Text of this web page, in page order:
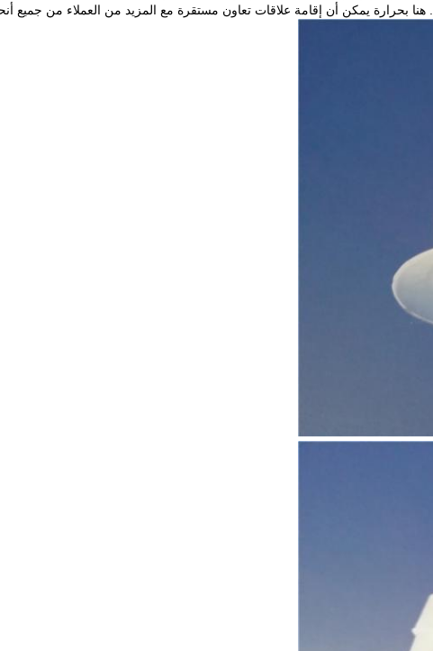
هنا بحرارة يمكن أن إقامة علاقات تعاون مستقرة مع المزيد من العملاء من جميع